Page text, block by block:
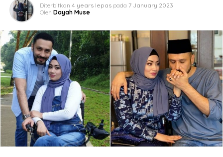
Diterbitkan 4 years lepas pada 7 January 2023
Oleh Dayah Muse